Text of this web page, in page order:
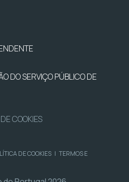
DO SERVIÇO PÚBLICO DE
COOKIES
DE COOKIES | TERMOS E